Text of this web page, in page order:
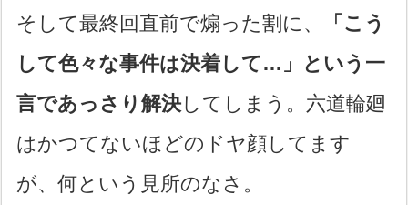
そして最終回直前で煽った割に、
「こう
して色々な事件は決着して…」という一
言であっさり解決してしまう。六道輪廻
はかつてないほどのドヤ顔してます
が、何という見所のなさ。